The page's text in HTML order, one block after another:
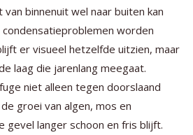
binnenuit wel naar buiten kan
worden
er visueel hetzelfde uitzien, maar
laag die jarenlang meegaat.
niet alleen tegen doorslaand
groei van algen, mos en
gevel langer schoon en fris blijft.